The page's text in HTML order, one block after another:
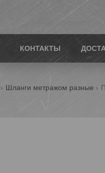
КОНТАКТЫ
Шланги метражом разные